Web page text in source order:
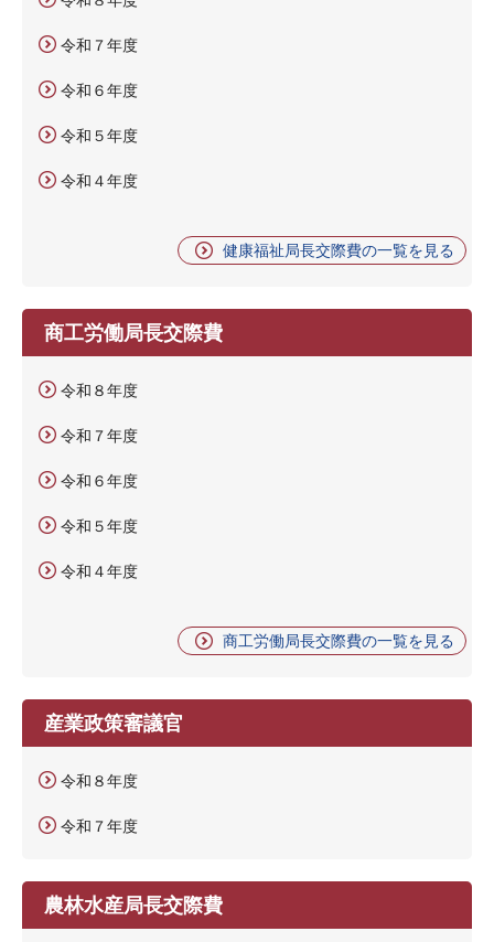
令和７年度
令和６年度
令和５年度
令和４年度
健康福祉局長交際費の一覧を見る
商工労働局長交際費
令和８年度
令和７年度
令和６年度
令和５年度
令和４年度
商工労働局長交際費の一覧を見る
産業政策審議官
令和８年度
令和７年度
農林水産局長交際費